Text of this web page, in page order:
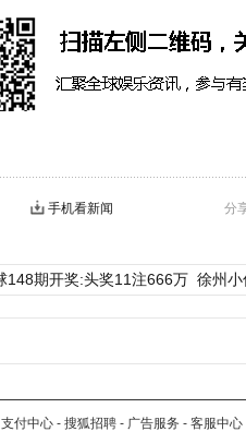
分
手机看新闻
148期开奖:头奖11注666万 徐州
支付中心 - 搜狐招聘 - 广告服务 - 客服中心